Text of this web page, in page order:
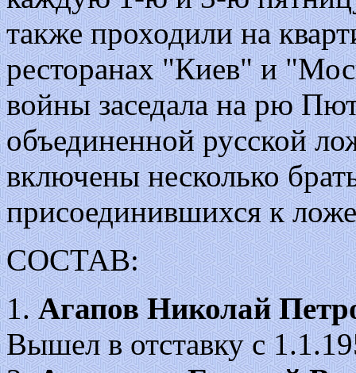
также проходили на
ресторанах "Киев" и
войны заседала на рю
объединенной русской
включены несколько
присоединившихся к
СОСТАВ:
1.Агапов Николай
Вышел в отставку с